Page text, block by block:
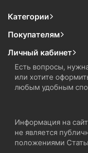
Категории
Покупателям
Личный кабинет
Есть вопросы,
или хотите
любым удобным
Информация на
не является
положениями